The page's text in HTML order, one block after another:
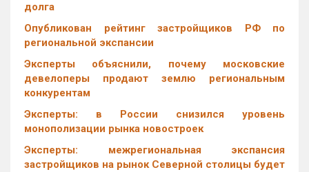
долга
Опубликован рейтинг застройщиков РФ по
региональной экспансии
Эксперты объяснили, почему московские
девелоперы продают землю региональным
конкурентам
Эксперты: в России снизился уровень
монополизации рынка новостроек
Эксперты: межрегиональная экспансия
застройщиков на рынок Северной столицы будет